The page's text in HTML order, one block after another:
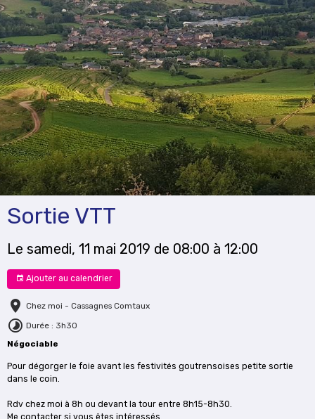
Sortie VTT
Le samedi, 11 mai 2019 de 08:00 à 12:00
Ajouter au calendrier
Chez moi - Cassagnes Comtaux
Durée : 3h30
Négociable
Pour dégorger le foie avant les festivités goutrensoises petite sortie
dans le coin.
Rdv chez moi à 8h ou devant la tour entre 8h15-8h30.
Me contacter si vous êtes intéressés.